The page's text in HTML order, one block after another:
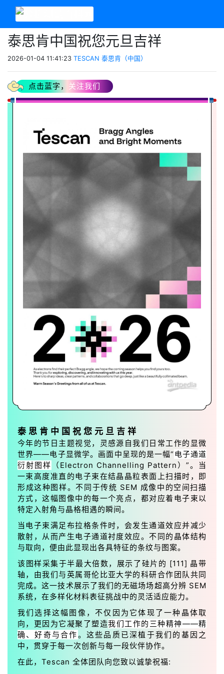
泰思肯中国祝您元旦吉祥
2026-01-04 11:41:23 TESCAN 泰思肯（中国）
点击蓝字， 关注我们
泰思肯中国祝您元旦吉祥
今年的节日主题视觉，灵感源自我们日常工作的显微
世界——电子显微学。画面中呈现的是一幅“电子通道
衍射图样
（Electron Channelling Pattern）”。当
一束高度准直的电子束在结晶晶粒表面上扫描时，即
形成这种图样。不同于传统 SEM 成像中的空间扫描
方式，这幅图像中的每一个亮点，都对应着电子束以
特定入射角与晶格相遇的瞬间。
当电子束满足布拉格条件时，会发生通道效应并减少
散射，从而产生电子通道衬度效应。不同的晶体结构
与取向，便由此显现出各具特征的条纹与图案。
该图样采集于半最大倍数，展示了硅片的 [111] 晶带
轴，由我们与英属哥伦比亚大学的科研合作团队共同
完成。这一技术展示了我们的无磁场场超高分辨 SEM
系统，在多样化材料表征挑战中的灵活适应能力。
我们选择这幅图像，不仅因为它体现了一种晶体取
向，更因为它凝聚了塑造我们工作的三种精神——精
确、好奇与合作。这些品质已深植于我们的基因之
中，贯穿于每一次创新与每一段伙伴协作。
在此，Tescan 全体团队向您致以诚挚祝福: